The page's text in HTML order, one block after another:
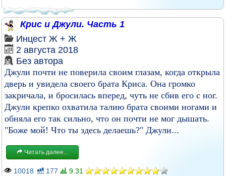
Крис и Джули. Часть 1
Инцест Ж + Ж
2 августа 2018
Без автора
Джули почти не поверила своим глазам, когда открыла
дверь и увидела своего брата Криса. Она громко
закричала, и бросилась вперед, чуть не сбив его с ног.
Джули крепко охватила талию брата своими ногами и
обняла его так сильно, что он почти не мог дышать.
"Боже мой! Что ты здесь делаешь?" Джули...
Читать далее...
10018 177 9.31